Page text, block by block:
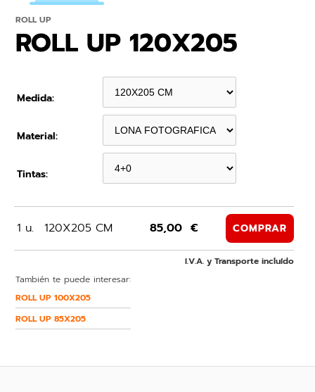
ROLL UP
ROLL UP 120X205
Medida:
Material:
Tintas:
1 u. 120X205 CM 85,00 € COMPRAR
I.V.A. y Transporte incluído
También te puede interesar:
ROLL UP 100X205
ROLL UP 85X205